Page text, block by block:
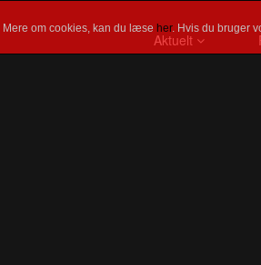
om cookies, kan du læse her. Hvis du bruger
Aktuelt